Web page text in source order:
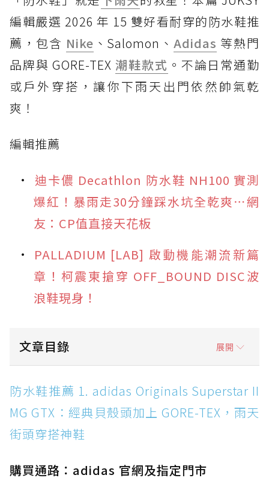
編輯嚴選 2026 年 15 雙好看耐穿的防水鞋推
薦，包含 Nike 、Salomon、Adidas 等熱門
品牌與 GORE-TEX 潮鞋款式 。不論日常通勤
或戶外穿搭，讓你下雨天出門依然帥氣乾
爽！
編輯推薦
迪卡儂 Decathlon 防水鞋 NH100 實測
爆紅！暴雨走30分鐘踩水坑全乾爽⋯網
友：CP值直接天花板
PALLADIUM [LAB] 啟動機能潮流新篇
章！柯震東搶穿 OFF_BOUND DISC波
浪鞋現身！
文章目錄 展開
防水鞋推薦 1. adidas Originals Superstar II
MG GTX：經典貝殼頭加上 GORE-TEX，雨天街
頭穿搭神鞋
防水鞋推薦 2. New Balance Hierro v9 GORE-
防水鞋推薦 3. Nike Dunk Low GORE-TEX：
防水鞋推薦 1. adidas Originals Superstar II
MG GTX：經典貝殼頭加上 GORE-TEX，雨天
街頭穿搭神鞋
購買通路：adidas 官網及指定門市